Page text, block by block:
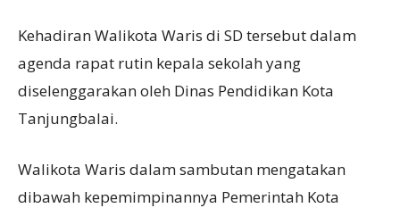
Kehadiran Walikota Waris di SD tersebut dalam
agenda rapat rutin kepala sekolah yang
diselenggarakan oleh Dinas Pendidikan Kota
Tanjungbalai.
Walikota Waris dalam sambutan mengatakan
dibawah kepemimpinannya Pemerintah Kota